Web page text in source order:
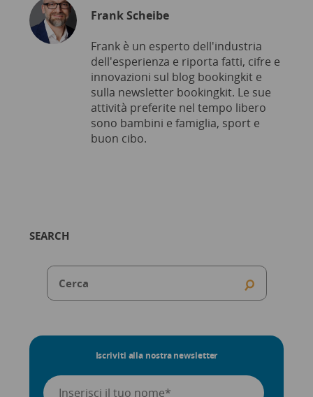
SEARCH
Iscriviti alla nostra newsletter
Frank Scheibe
Frank è un esperto dell'industria
dell'esperienza e riporta fatti, cifre e
innovazioni sul blog bookingkit e
sulla newsletter bookingkit. Le sue
attività preferite nel tempo libero
sono bambini e famiglia, sport e
buon cibo.